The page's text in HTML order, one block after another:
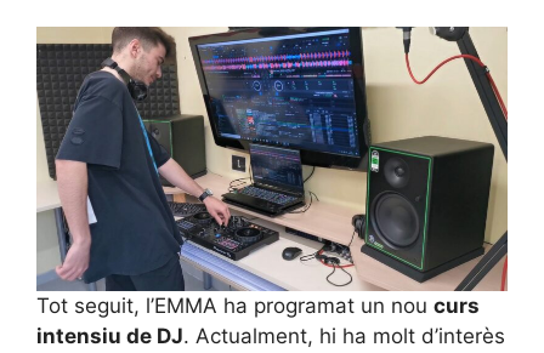
Tot seguit, l’EMMA ha programat un nou curs
intensiu de DJ. Actualment, hi ha molt d’interès